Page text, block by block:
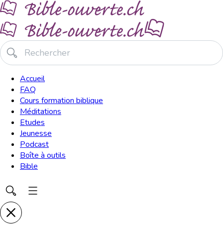
Accueil
FAQ
Cours formation biblique
Méditations
Etudes
Jeunesse
Podcast
Boîte à outils
Bible